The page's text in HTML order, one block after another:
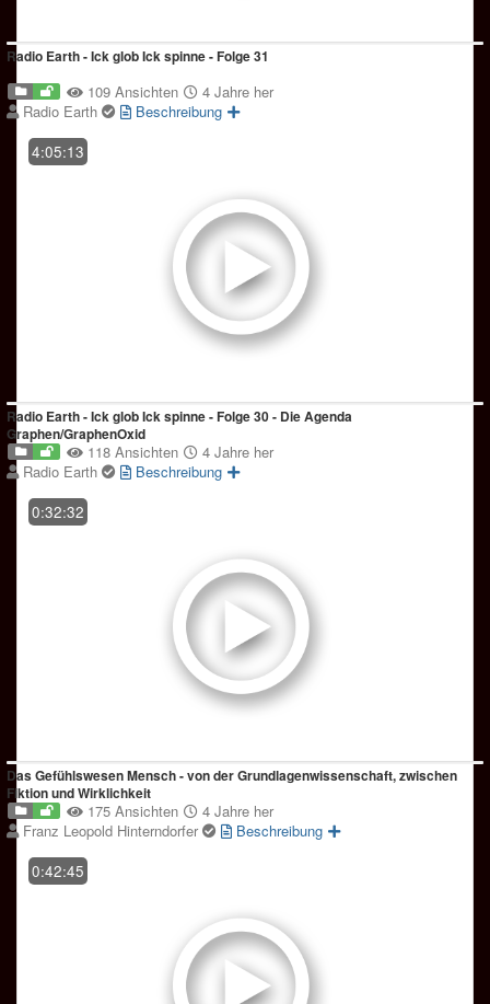
Radio Earth - Ick glob Ick spinne - Folge 31
109 Ansichten
4 Jahre her
Radio Earth
Beschreibung
4:05:13
Radio Earth - Ick glob Ick spinne - Folge 30 - Die Agenda
Graphen/GraphenOxid
118 Ansichten
4 Jahre her
Radio Earth
Beschreibung
0:32:32
Das Gefühlswesen Mensch - von der Grundlagenwissenschaft, zwischen
Fiktion und Wirklichkeit
175 Ansichten
4 Jahre her
Franz Leopold Hinterndorfer
Beschreibung
0:42:45